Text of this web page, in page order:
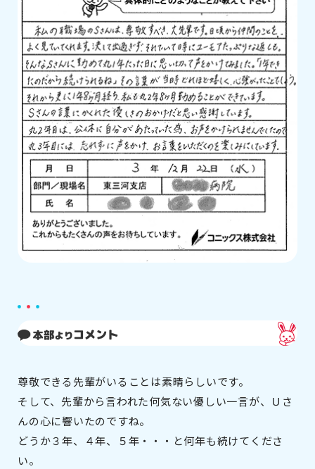
尊敬できる先輩がいることは素晴らしいです。
そして、先輩から言われた何気ない優しい一言が、Ｕさ
んの心に響いたのですね。
どうか３年、４年、５年・・・と何年も続けてくださ
い。